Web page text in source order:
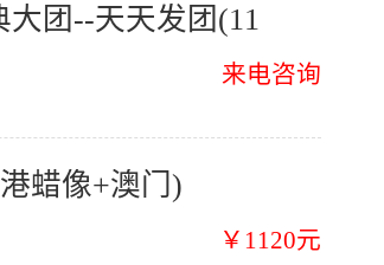
团--天天发团(11
来电咨询
蜡像+澳门)
￥1120元